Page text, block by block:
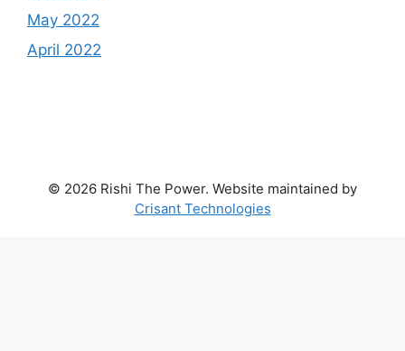
May 2022
April 2022
© 2026 Rishi The Power. Website maintained by
Crisant Technologies